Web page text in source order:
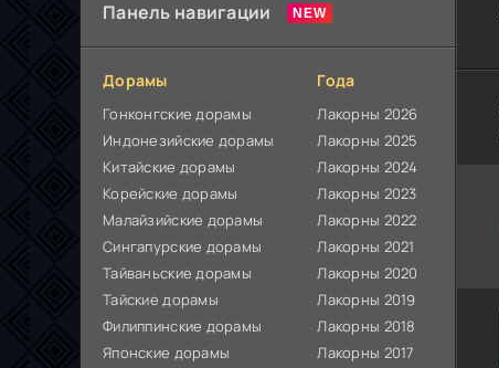
Панель навигации
Дорамы
Гонконгские дорамы
Индонезийские дорамы
Китайские дорамы
Корейские дорамы
Малайзийские дорамы
Сингапурские дорамы
Тайваньские дорамы
Тайские дорамы
Филиппинские дорамы
Японские дорамы
Года
Лакорны 2026
Лакорны 2025
Лакорны 2024
Лакорны 2023
Лакорны 2022
Лакорны 2021
Лакорны 2020
Лакорны 2019
Лакорны 2018
Лакорны 2017